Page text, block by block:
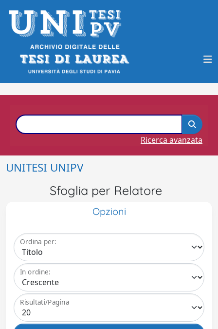
Ricerca avanzata
UNITESI UNIPV
Sfoglia per Relatore
Opzioni
Ordina per:
In ordine:
Risultati/Pagina